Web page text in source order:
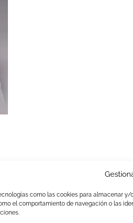
como las cookies para almacenar
el comportamiento de navegación o las
COOKIES LEGAL